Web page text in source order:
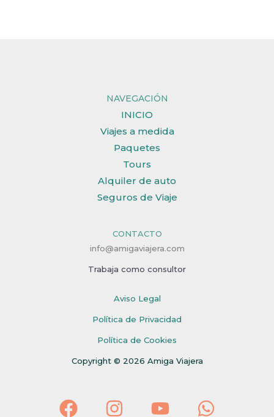
NAVEGACIÓN
INICIO
Viajes a medida
Paquetes
Tours
Alquiler de auto
Seguros de Viaje
CONTACTO
info@amigaviajera.com
Trabaja como consultor
Aviso Legal
Política de Privacidad
Política de Cookies
Copyright © 2026 Amiga Viajera